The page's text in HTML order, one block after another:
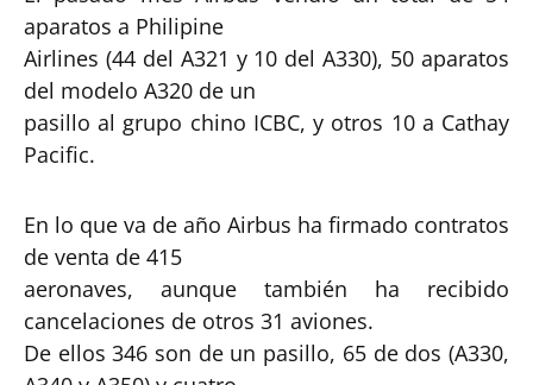
aparatos a Philipine
Airlines (44 del A321 y 10 del A330), 50 aparatos
del modelo A320 de un
pasillo al grupo chino ICBC, y otros 10 a Cathay
Pacific.
En lo que va de año Airbus ha firmado contratos
de venta de 415
aeronaves, aunque también ha recibido
cancelaciones de otros 31 aviones.
De ellos 346 son de un pasillo, 65 de dos (A330,